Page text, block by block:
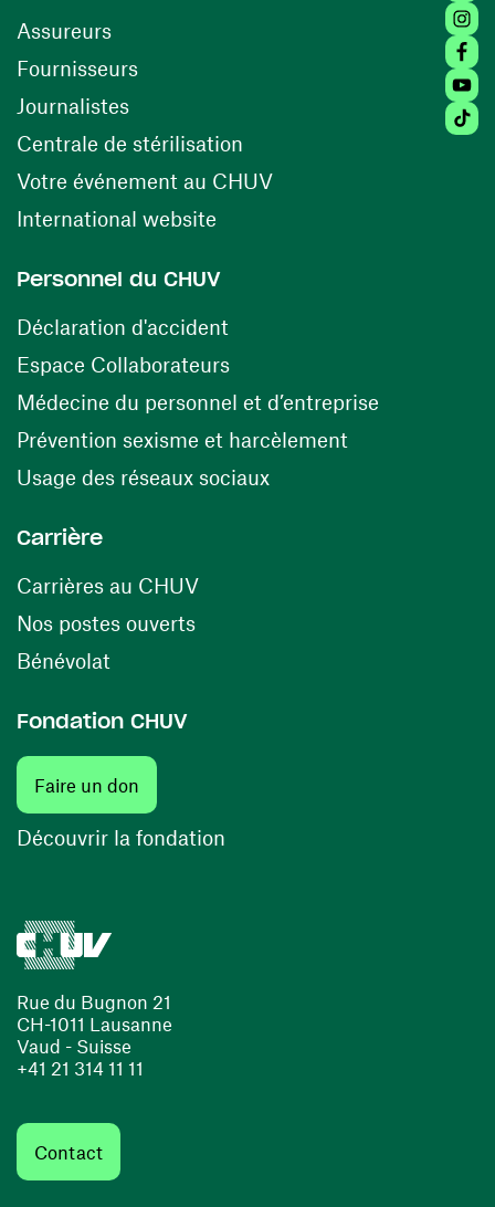
Rue du Bugnon 21
CH-1011 Lausanne
Vaud - Suisse
+41 21 314 11 11
Contact
Assureurs
Fournisseurs(ouvre une nouvelle fenêtre)
Journalistes
Centrale de stérilisation (ouvre une nouvelle
Votre événement au CHUV(ouvre une nouvelle
International website
Personnel du CHUV
Déclaration d'accident
Espace Collaborateurs(ouvre une nouvelle fenêtre)
Médecine du personnel et d’entreprise
Prévention sexisme et harcèlement
Usage des réseaux sociaux(ouvre une nouvelle
Carrière
Carrières au CHUV(ouvre une nouvelle fenêtre)
Nos postes ouverts(ouvre une nouvelle fenêtre)
Bénévolat
Fondation CHUV
Faire un don
Découvrir la fondation